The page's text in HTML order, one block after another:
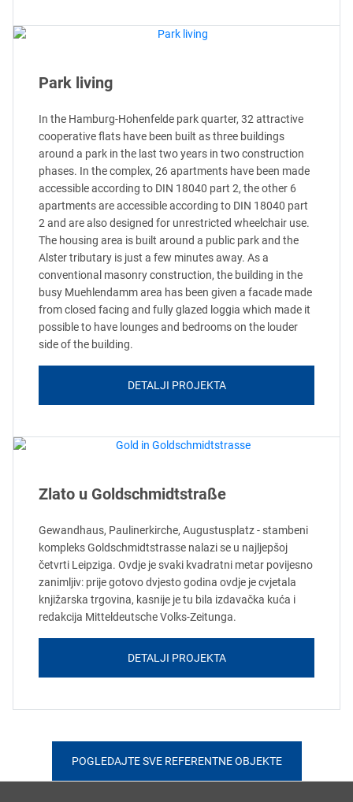
Park living
In the Hamburg-Hohenfelde park quarter, 32 attractive
cooperative flats have been built as three buildings
around a park in the last two years in two construction
phases. In the complex, 26 apartments have been made
accessible according to DIN 18040 part 2, the other 6
apartments are accessible according to DIN 18040 part
2 and are also designed for unrestricted wheelchair use.
The housing area is built around a public park and the
Alster tributary is just a few minutes away. As a
conventional masonry construction, the building in the
busy Muehlendamm area has been given a facade made
from closed facing and fully glazed loggia which made it
possible to have lounges and bedrooms on the louder
side of the building.
DETALJI PROJEKTA
Zlato u Goldschmidtstraße
Gewandhaus, Paulinerkirche, Augustusplatz - stambeni
kompleks Goldschmidtstrasse nalazi se u najljepšoj
četvrti Leipziga. Ovdje je svaki kvadratni metar povijesno
zanimljiv: prije gotovo dvjesto godina ovdje je cvjetala
knjižarska trgovina, kasnije je tu bila izdavačka kuća i
redakcija Mitteldeutsche Volks-Zeitunga.
DETALJI PROJEKTA
POGLEDAJTE SVE REFERENTNE OBJEKTE